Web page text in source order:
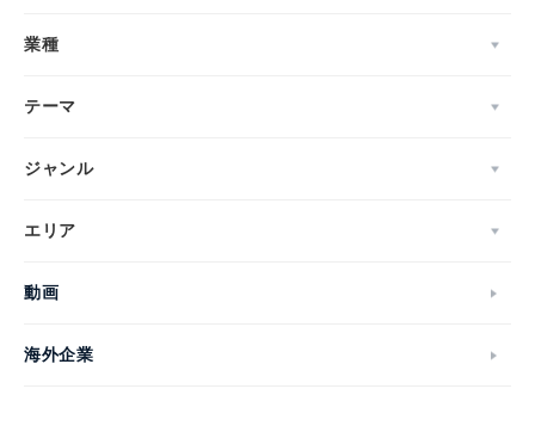
業種
テーマ
ジャンル
エリア
動画
海外企業